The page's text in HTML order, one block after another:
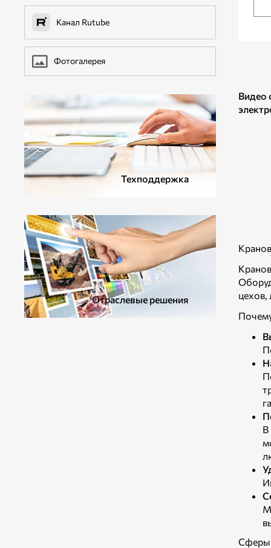
ДОПОЛНИТЕЛЬНОЕ ОБОРУДОВАНИЕ
Канал Rutube
Фотогалерея
Техподдержка
Отраслевые решения
Видео
цехов,
В
Сферы